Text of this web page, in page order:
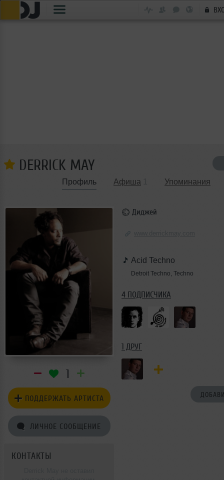
DERRICK MAY
Профиль Афиша Упоминания
1
ПОДДЕРЖАТЬ АРТИСТА
ЛИЧНОЕ СООБЩЕНИЕ
КОНТАКТЫ
Диджей
Acid Techno
Detroit Techno, Techno
4 ПОДПИСЧИКА
1 ДРУГ